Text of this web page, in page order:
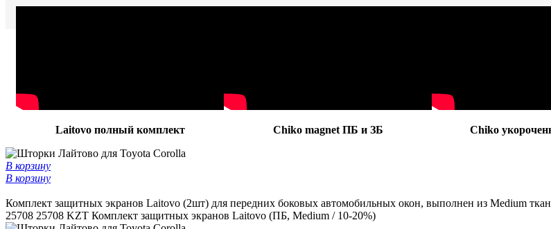
Laitovo полный комплект Chiko magnet ПБ и ЗБ Chiko
В корзину
В корзину
Комплект защитных экранов Laitovo (2шт) для передних боковых автомобильных окон, выполнен из Medium
25708 25708 KZT Комплект защитных экранов Laitovo (ПБ, Medium / 10-20%)